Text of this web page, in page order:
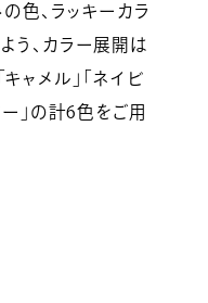
色、ラッキーカラ
う、カラー展開は
キャメル」「ネイビ
ー」の計6色をご用